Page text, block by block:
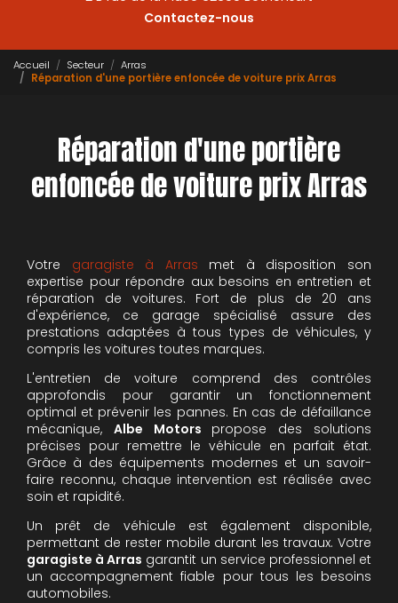
Contactez-nous
Accueil Secteur
Arras
Réparation d'une portière enfoncée de voiture prix Arras
Réparation d'une portière
enfoncée de voiture prix Arras
Votre garagiste à Arras met à disposition son
expertise pour répondre aux besoins en entretien et
réparation de voitures. Fort de plus de 20 ans
d'expérience, ce garage spécialisé assure des
prestations adaptées à tous types de véhicules, y
compris les voitures toutes marques.
L'entretien de voiture comprend des contrôles
approfondis pour garantir un fonctionnement
optimal et prévenir les pannes. En cas de défaillance
mécanique, Albe Motors propose des solutions
précises pour remettre le véhicule en parfait état.
Grâce à des équipements modernes et un savoir-
faire reconnu, chaque intervention est réalisée avec
soin et rapidité.
Un prêt de véhicule est également disponible,
permettant de rester mobile durant les travaux. Votre
garagiste à Arras garantit un service professionnel et
un accompagnement fiable pour tous les besoins
automobiles.